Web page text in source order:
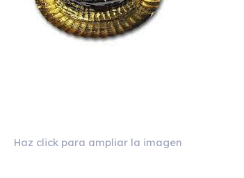
Haz click para ampliar la imagen